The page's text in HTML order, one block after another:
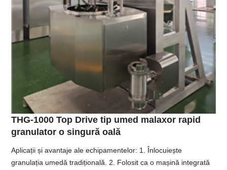
THG-1000 Top Drive tip umed malaxor rapid
granulator o singură oală
Aplicații și avantaje ale echipamentelor: 1. Înlocuiește
granulația umedă tradițională. 2. Folosit ca o mașină integrată